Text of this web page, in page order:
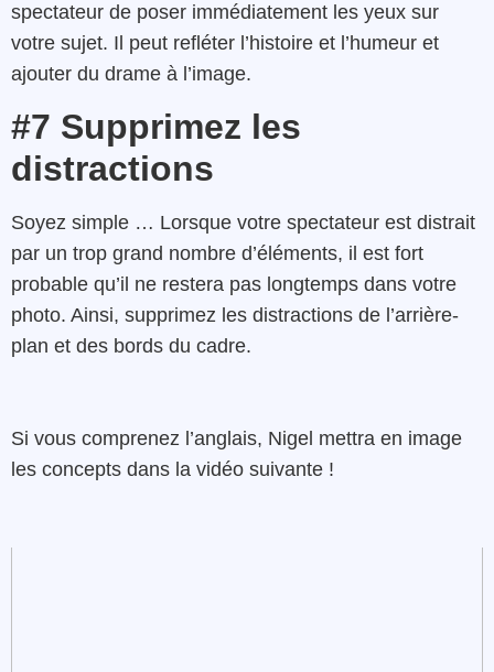
spectateur de poser immédiatement les yeux sur
votre sujet. Il peut refléter l’histoire et l’humeur et
ajouter du drame à l’image.
#7 Supprimez les
distractions
Soyez simple … Lorsque votre spectateur est distrait
par un trop grand nombre d’éléments, il est fort
probable qu’il ne restera pas longtemps dans votre
photo. Ainsi, supprimez les distractions de l’arrière-
plan et des bords du cadre.
Si vous comprenez l’anglais, Nigel mettra en image
les concepts dans la vidéo suivante !